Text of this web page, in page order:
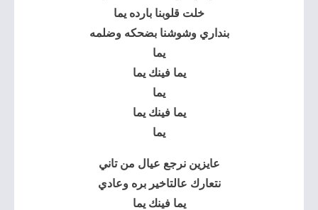
خلت قلوبنا بارده يما
بنداري وشوشنا بضحكه وضلمه
يما
يما فينك يما
يما
يما فينك يما
يما
عايزين نرجع عيال من تاني
نتعارك عالتاخير بره وعادي
يما فينك يما